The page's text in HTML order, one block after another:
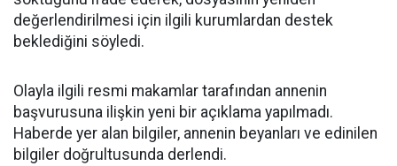
değerlendirilmesi için ilgili kurumlardan destek
beklediğini söyledi.
Olayla ilgili resmi makamlar tarafından annenin
başvurusuna ilişkin yeni bir açıklama yapılmadı.
Haberde yer alan bilgiler, annenin beyanları ve edinilen
bilgiler doğrultusunda derlendi.